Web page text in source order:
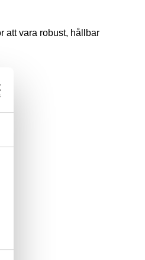
att vara robust, hållbar